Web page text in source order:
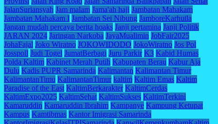
JalanSuriansyah Jam malam Jama'ah haji Jambatan Mahakam
Jambatan Mahakam I Jambatan Sei Nibung JamboreKarhutla
Jangan mudah percaya berita hoaks Janji pertamina Janji Politik
JARAN 2024 Jaringan Narkoba JayaMualimin JobFair2025
JohaFajal Joko Wiratno JOKOWIDODO JokoWiratno Jos Pol
Josspoll Judi Togel JumatBerbagi Juru Parkir K3 Kabid Humas
Polda Kaltim Kabinet Merah Putih Kabupaten Berau Kabur Aja
Dulu Kadis PUPR Samarinda Kalimantan Kalimantan Timur
KalimantanTimu KalimantanTimur kaltim Kaltim Emas Kaltim
Paradise of the East KaltimBerkarakter KaltimCerdas
KaltimExpo2025 KaltimSehat KaltimSukses KaltimTerkini
Kamaruddin Kamaruddin Ibrahim Kampanye Kampung Ketupat
Kampus Kamtibmas Kantor Imigrasi Samarinda